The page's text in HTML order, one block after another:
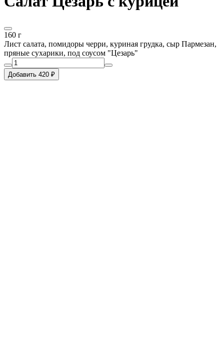
160 г
Лист салата, помидоры черри, куриная грудка, сыр Пармезан,
пряные сухарики, под соусом "Цезарь"
Добавить 420 ₽